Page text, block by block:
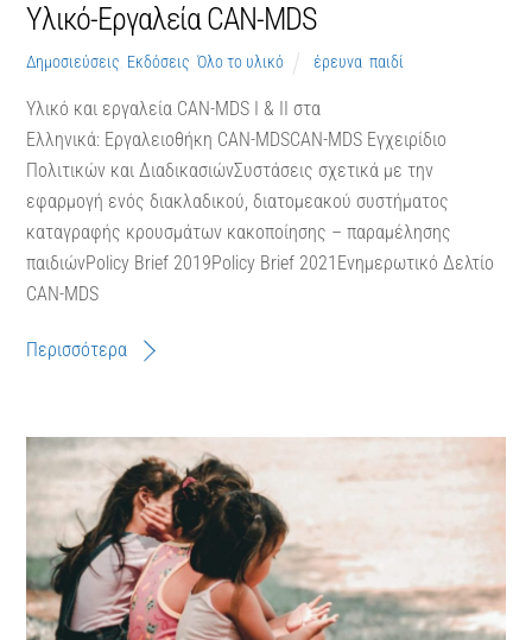
Υλικό-Εργαλεία CAN-MDS
Δημοσιεύσεις Εκδόσεις ,Όλο το υλικό έρευνα, παιδί
Υλικό και εργαλεία CAN-MDS I & II στα
Ελληνικά: Εργαλειοθήκη CAN-MDSCAN-MDS Εγχειρίδιο
Πολιτικών και ΔιαδικασιώνΣυστάσεις σχετικά με την
εφαρμογή ενός διακλαδικού, διατομεακού συστήματος
καταγραφής κρουσμάτων κακοποίησης – παραμέλησης
παιδιώνPolicy Brief 2019Policy Brief 2021Ενημερωτικό Δελτίο
CAN-MDS
Περισσότερα